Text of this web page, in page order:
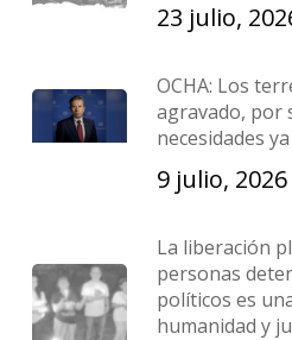
23 julio,
OCHA: Los
agravado, por
necesidades
9 julio, 2026
La liberación
personas
políticos es
humanidad y